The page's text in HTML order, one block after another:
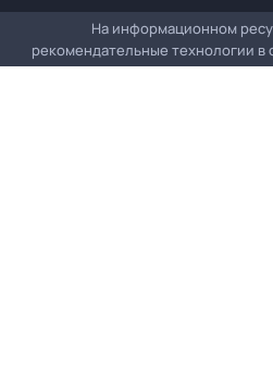
На информационном
рекомендательные технологии в